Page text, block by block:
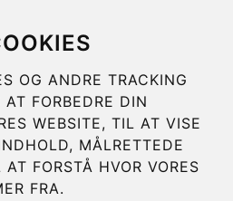
OG ANDRE TRACKING
FORBEDRE DIN
WEBSITE, TIL AT VISE
MÅLRETTEDE
FORSTÅ HVOR VORES
FRA.